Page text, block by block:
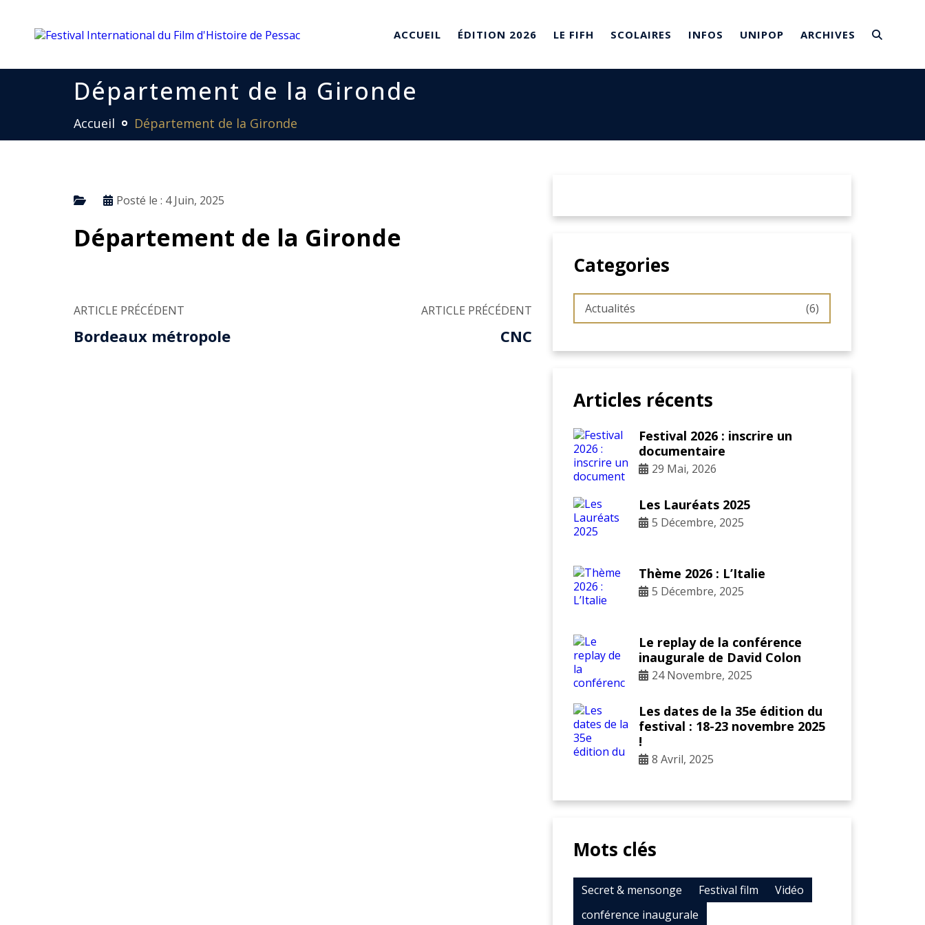
ACCUEIL ÉDITION 2026 LE FIFH SCOLAIRES INFOS UNIPOP ARCHIVES
Département de la Gironde
Accueil Département de la Gironde
Posté le : 4 Juin, 2025
Département de la Gironde
ARTICLE PRÉCÉDENT
Bordeaux métropole
ARTICLE PRÉCÉDENT
CNC
Categories
Actualités (6)
Articles récents
Festival 2026 : inscrire un
documentaire
29 Mai, 2026
Les Lauréats 2025
5 Décembre, 2025
Thème 2026 : L’Italie
5 Décembre, 2025
Le replay de la conférence
inaugurale de David Colon
24 Novembre, 2025
Les dates de la 35e édition du
festival : 18-23 novembre 2025
!
8 Avril, 2025
Mots clés
Secret & mensonge Festival film
Vidéo
conférence inaugurale